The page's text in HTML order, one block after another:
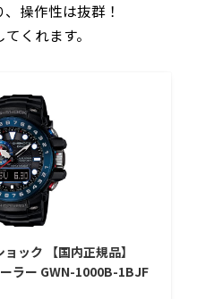
操作性は抜群！
くれます。
ック 【国内正規品】
ラー GWN-1000B-1BJF